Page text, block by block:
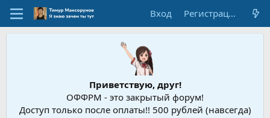
Вход Регистрация
Приветствую, друг!
ОФФРМ - это закрытый форум!
Доступ только после оплаты!! 500 рублей (навсегда)